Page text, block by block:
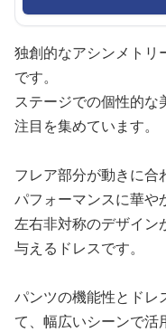
独創的なアシンメトリ
です。
ステージでの個性的
注目を集めています。
フレア部分が動きに
パフォーマンスに華や
左右非対称のデザイン
与えるドレスです。
パンツの機能性とドレ
て、幅広いシーンで活